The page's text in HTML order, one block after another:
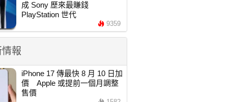
成 Sony 歷來最賺錢
PlayStation 世代
9359
報
iPhone 17 傳最快 8 月 10 日加
價 Apple 或提前一個月調整
售價